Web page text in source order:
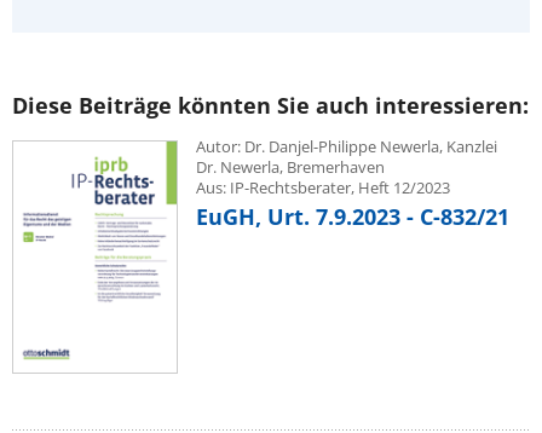
Diese Beiträge könnten Sie auch interessieren:
Autor: Dr. Danjel-Philippe Newerla, Kanzlei
Dr. Newerla, Bremerhaven
Aus: IP-Rechtsberater, Heft 12/2023
EuGH, Urt. 7.9.2023 - C-832/21